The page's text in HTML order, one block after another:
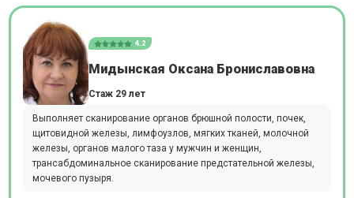
4.2
Мидынская Оксана Брониславовна
Стаж 29 лет
Выполняет сканирование органов брюшной полости, почек,
щитовидной железы, лимфоузлов, мягких тканей, молочной
железы, органов малого таза у мужчин и женщин,
трансабдоминальное сканирование предстательной железы,
мочевого пузыря.